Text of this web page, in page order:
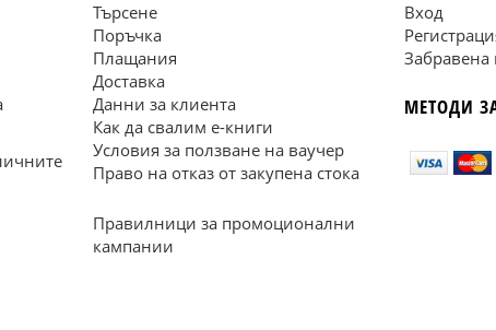
Търсене
Поръчка
Плащания
Доставка
Данни за клиента
Как да свалим е-книги
Условия за ползване на ваучер
Право на отказ от закупена стока
Правилници за промоционални
кампании
Вход
Забравена
МЕТОДИ